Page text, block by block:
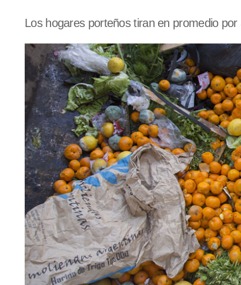
Los hogares porteños tiran en promedio